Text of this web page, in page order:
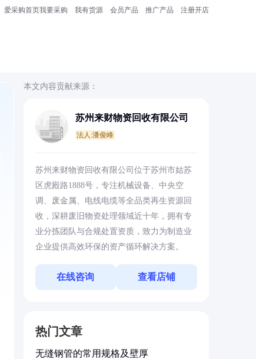
爱采购首页我要采购 我有货源 会员产品 推广产品 注册开店
本文内容贡献来源：
苏州来财物资回收有限公司
法人:潘俊峰
苏州来财物资回收有限公司位于苏州市姑苏
区虎殿路1888号，专注机械设备、中央空
调、废金属、电线电缆等全品类再生资源回
收，深耕废旧物资处理领域近十年，拥有专
业分拣团队与合规处置资质，致力为制造业
企业提供高效环保的资产循环解决方案。
在线咨询 查看店铺
热门文章
无缝钢管的常用规格及壁厚